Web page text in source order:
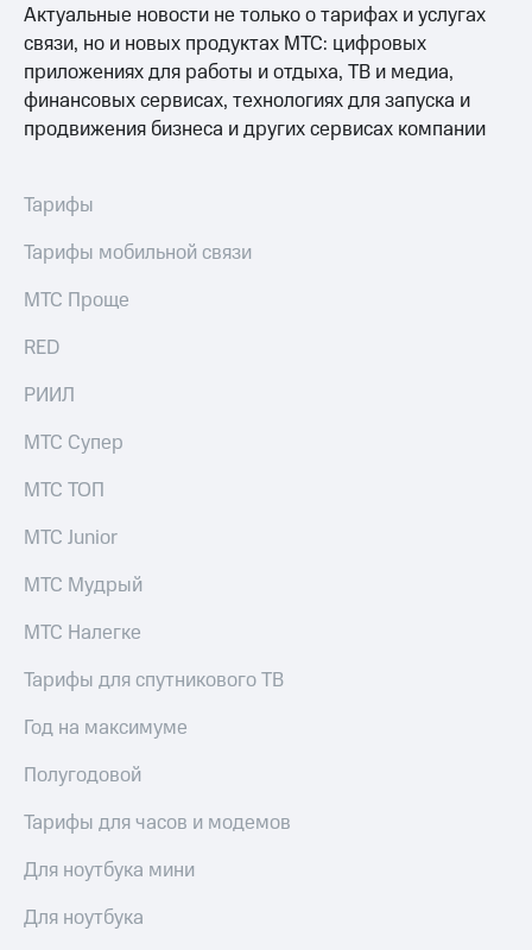
акционерам
Документы
ПАО
"МТС"
Собрания
акционеров
капитал
Контроль
аудит
приобретения
выкупа
Дивиденды
облигаций
Описание
Уведомление
о
погашении
именных
облигаций
Другое
Регистратор
Контакты
деловая этика
Актуальные новости не только о тарифах и услугах
связи, но и новых продуктах МТС: цифровых
приложениях для работы и отдыха, ТВ и медиа,
финансовых сервисах, технологиях для запуска и
продвижения бизнеса и других сервисах компании
Тарифы
Тарифы мобильной связи
МТС Проще
RED
РИИЛ
МТС Супер
МТС ТОП
МТС Junior
МТС Мудрый
МТС Налегке
Тарифы для спутникового ТВ
Год на максимуме
Полугодовой
Тарифы для часов и модемов
Для ноутбука мини
Для ноутбука